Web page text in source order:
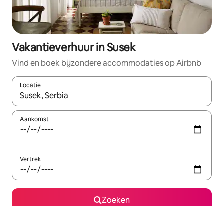
Vakantieverhuur in Susek
Vind en boek bijzondere accommodaties op Airbnb
Locatie
Wanneer er suggesties beschikbaar zijn, maak je een keuze
Aankomst
Vertrek
Zoeken